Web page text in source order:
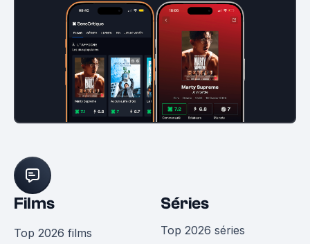
Films
Top 2026 films
Séries
Top 2026 séries